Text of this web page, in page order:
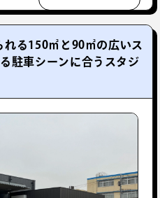
る150㎡と90㎡の広いス
駐車シーンに合うスタジ